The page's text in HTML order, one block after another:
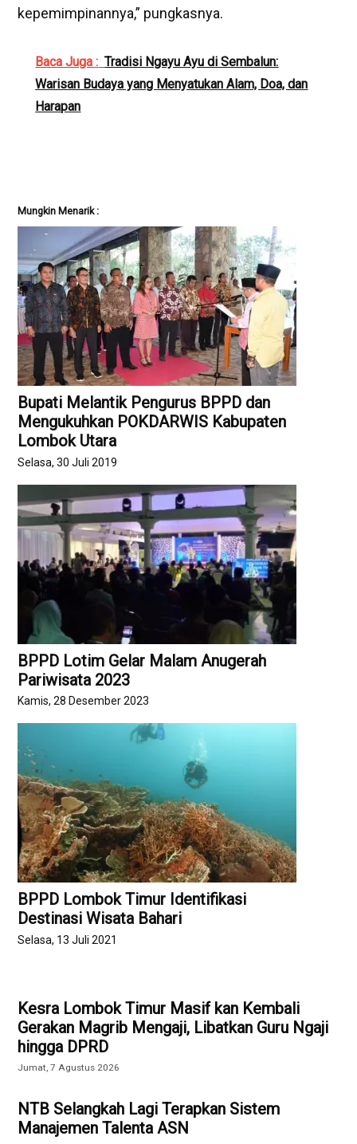
kepemimpinannya,” pungkasnya.
Baca Juga : Tradisi Ngayu Ayu di Sembalun:
Warisan Budaya yang Menyatukan Alam, Doa, dan
Harapan
Mungkin Menarik :
Bupati Melantik Pengurus BPPD dan
Mengukuhkan POKDARWIS Kabupaten
Lombok Utara
Selasa, 30 Juli 2019
BPPD Lotim Gelar Malam Anugerah
Pariwisata 2023
Kamis, 28 Desember 2023
BPPD Lombok Timur Identifikasi
Destinasi Wisata Bahari
Selasa, 13 Juli 2021
Kesra Lombok Timur Masif kan Kembali
Gerakan Magrib Mengaji, Libatkan Guru Ngaji
hingga DPRD
Jumat, 7 Agustus 2026
NTB Selangkah Lagi Terapkan Sistem
Manajemen Talenta ASN